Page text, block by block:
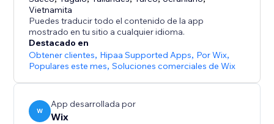
Vietnamita
Puedes traducir todo el contenido de la app
mostrado en tu sitio a cualquier idioma.
Destacado en
Obtener clientes, Hipaa Supported Apps, Por Wix,
Populares este mes,Soluciones comerciales de Wix
W
App desarrollada por
Wix